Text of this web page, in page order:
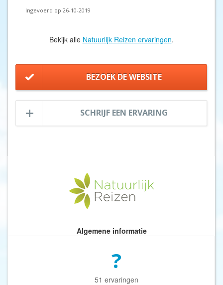
Ingevoerd op 26-10-2019
Bekijk alle Natuurlijk Reizen ervaringen.
BEZOEK DE WEBSITE
SCHRIJF EEN ERVARING
Algemene informatie
?
51 ervaringen